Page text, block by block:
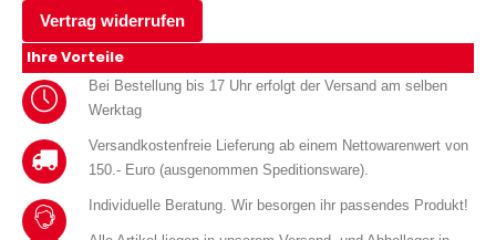
Vertrag widerrufen
Ihre Vorteile
Bei Bestellung bis 17 Uhr erfolgt der Versand am selben
Werktag
Versandkostenfreie Lieferung ab einem Nettowarenwert von
150.- Euro (ausgenommen Speditionsware).
Individuelle Beratung. Wir besorgen ihr passendes Produkt!